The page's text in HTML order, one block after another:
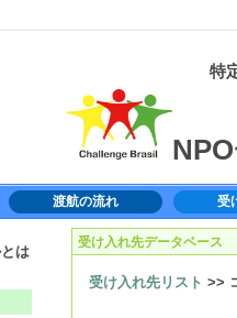
特
渡航の流れ 受
は
受け入れ先データベース
受け入れ先リスト >>